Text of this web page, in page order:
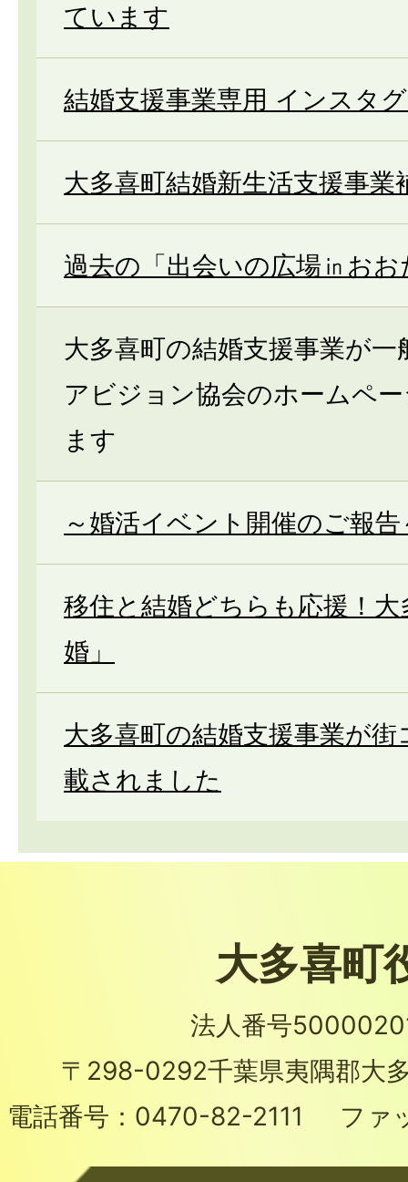
ています
結婚支援事業専用 インスタ
大多喜町結婚新生活支援事業
過去の「出会いの広場㏌お
大多喜町の結婚支援事業が
アビジョン協会のホームペ
ます
～婚活イベント開催のご報告
移住と結婚どちらも応援！
婚」
大多喜町の結婚支援事業が
載されました
大多喜町
法人番号
〒298-0292千葉県夷隅郡大
電話番号： 0470-82-2111 ファ